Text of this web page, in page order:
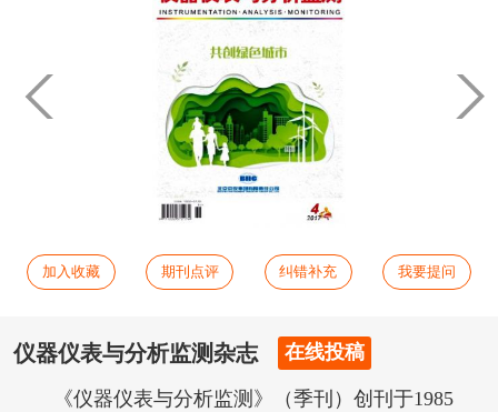
加入收藏 期刊点评 纠错补充 我要提问
仪器仪表与分析监测杂志 在线投稿
《仪器仪表与分析监测》（季刊）创刊于1985